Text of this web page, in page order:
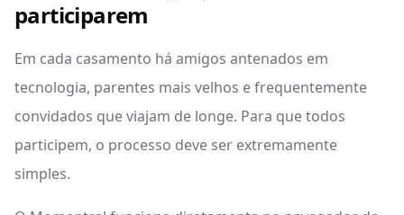
participarem
Em cada casamento há amigos antenados em
tecnologia, parentes mais velhos e frequentemente
convidados que viajam de longe. Para que todos
participem, o processo deve ser extremamente
simples.